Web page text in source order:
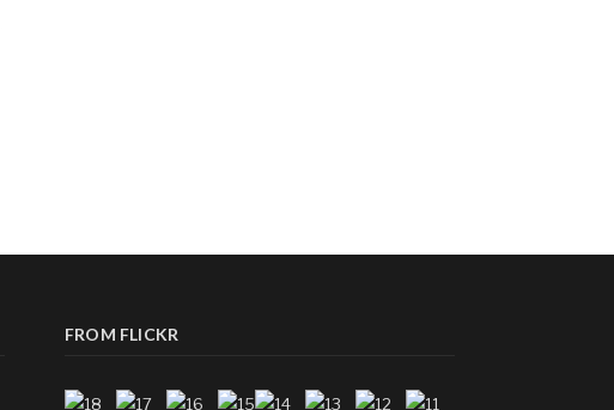
FROM FLICKR